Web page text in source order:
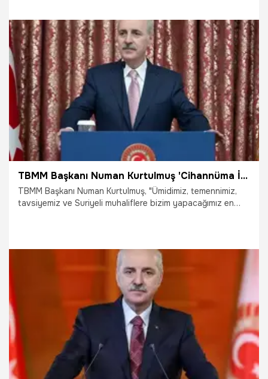
23.12.2024 Gündem
TBMM Başkanı Numan Kurtulmuş 'Cihannüma İstanbul Forum 2024'te konuştu
TBMM Başkanı Numan Kurtulmuş, "Ümidimiz, temennimiz,
tavsiyemiz ve Suriyeli muhaliflere bizim yapacağımız en
vizyonuyla ve siyasi perspektifle bir arada tutmak,
bunların ortak bir geleceğe yönlenmesi için mücadele
etmesini sağlayabilmektir." dedi.